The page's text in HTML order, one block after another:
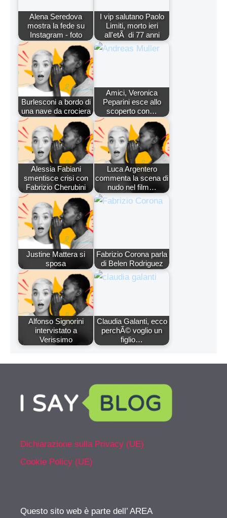
Alena Seredova
mostra la fede su
Instagram - foto
I vip salutano Paolo
Limiti, morto ieri
all'etÃ di 77 anni
Burlesconi a bordo di
una nave da crociera
Amici, Veronica
Peparini esce allo
scoperto con…
Alessia Fabiani
smentisce crisi con
Fabrizio Cherubini
Luca Argentero
commenta la scena di
nudo nel film…
Justine Mattera si
sposa
Fabrizio Corona parla
di Belen Rodriguez
Alfonso Signorini
intervistato a
Verissimo
Claudia Galanti, ecco
perchÃ© voglio un
figlio…
Dichiarazione sulla Privacy (UE)
Cookie Policy (UE)
Questo sito web è parte dell’ AREA